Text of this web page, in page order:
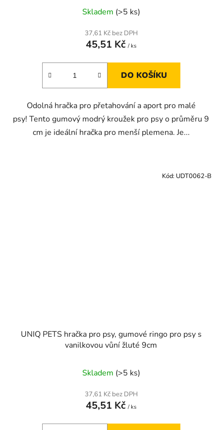
Skladem (>5 ks)
37,61 Kč bez DPH
45,51 Kč / ks
DO KOŠÍKU
Odolná hračka pro přetahování a aport pro malé
psy! Tento gumový modrý kroužek pro psy o průměru 9
cm je ideální hračka pro menší plemena. Je...
UNIQ PETS hračka pro psy, gumové ringo pro psy s
vanilkovou vůní žluté 9cm
Skladem (>5 ks)
37,61 Kč bez DPH
45,51 Kč / ks
Kód: UDT0062-B